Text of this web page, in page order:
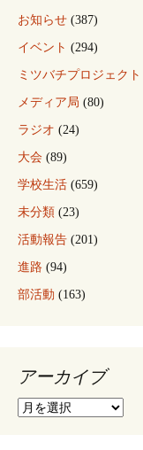
お知らせ (387)
イベント (294)
ミツバチプロジェクト
メディア局 (80)
ラジオ (24)
大会 (89)
学校生活 (659)
未分類 (23)
活動報告 (201)
進路 (94)
部活動 (163)
アーカイブ
ア